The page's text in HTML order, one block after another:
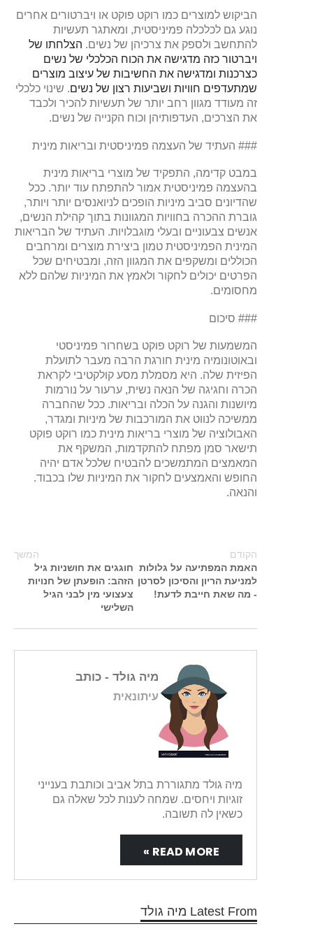
הביקוש למוצרים כמו רוקט פוקט או ויברטורים אחרים
נוגע גם לכלכלה פמיניסטית, ומאתגר תעשיות
להתחשב ולספק את צרכיהן של נשים. הצלחתו של
ויברטור כזה מדגישה את הכוח הכלכלי של נשים
כצרכנות ומדגישה את החשיבות של עיצוב מוצרים
שמתעדפים חוויות ושביעות רצון של נשים. שינוי כלכלי
זה מעודד מגוון רחב יותר של תעשיות להכיר ולכבד
את הצרכים, העדפותיהן וכוח הקנייה של נשים.
### העתיד של העצמה פמיניסטית ובריאות מינית
במבט קדימה, התפקיד של מוצרי בריאות מינית
בהעצמה פמיניסטית אמור להתפתח עוד יותר. ככל
שהדיונים סביב מיניות הופכים לניואנסים יותר ויותר,
גוברת ההכרה בחוויות המגוונות בתוך קהילת הנשים,
אנשים צבעוניים ובעלי מוגבלויות. העתיד של הבריאות
המינית הפמיניסטית טמון ביצירת מוצרים ומרחבים
הכוללים ומשקפים את המגוון הזה, ומבטיחים שכל
הפרטים יכולים לחקור ולאמץ את המיניות שלהם ללא
מחסומים.
### סיכום
המשמעות של רוקט פוקט בשחרור פמיניסטי
ובאוטונומיה מינית חורגת הרבה מעבר לתועלת
הפיזית שלה. היא מסמלת מסע קולקטיבי לקראת
הכרה וחגיגה של הנאה נשית, ערעור על נורמות
מיושנות והגנה על הכלה ובריאות. ככל שהחברה
ממשיכה לנווט את המורכבות של מיניות ומגדר,
האבולוציה של מוצרי בריאות מינית כמו רוקט פוקט
תישאר סמן מפתח להתקדמות, המשקף את
המאמצים המתמשכים להבטיח שלכל אדם יהיה
החופש והאמצעים לחקור את המיניות שלו בכבוד.
והנאה.
הקודם
האמת המפתיעה על גלולות
למניעת הריון והסיכון לסרטן
- מה שאת חייבת לדעת!
המשך
חוגגים את חושניות גיל
הזהב: הופעתן של חנויות
צעצועי מין לבני הגיל
השלישי
מיה גולד - כותב
עיתונאית
מיה גולד מתגוררת בתל אביב וכותבת בענייני
זוגיות ויחסים. שמחה לענות לכל שאלה גם
כשאין לה תשובה.
READ MORE »
Latest From מיה גולד